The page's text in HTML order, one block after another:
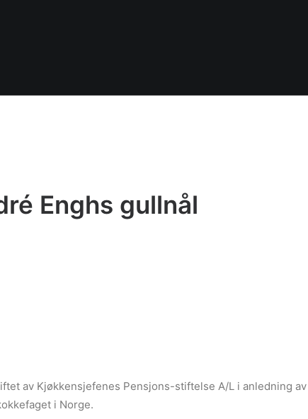
Enghs gullnål
av Kjøkkensjefenes Pensjons-stiftelse A/L i anledning
i Norge.